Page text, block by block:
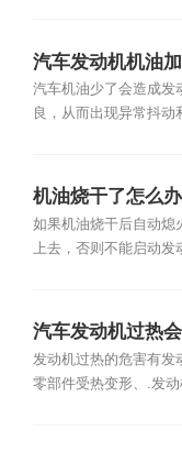
汽车发动机机油
汽车机油少了会造成发
良，从而出现异常抖动
机油烧干了怎么办
如果机油烧干后自动熄
上去，否则不能启动发
汽车发动机过热
发动机过热的危害有发
零部件受热变形、.发动